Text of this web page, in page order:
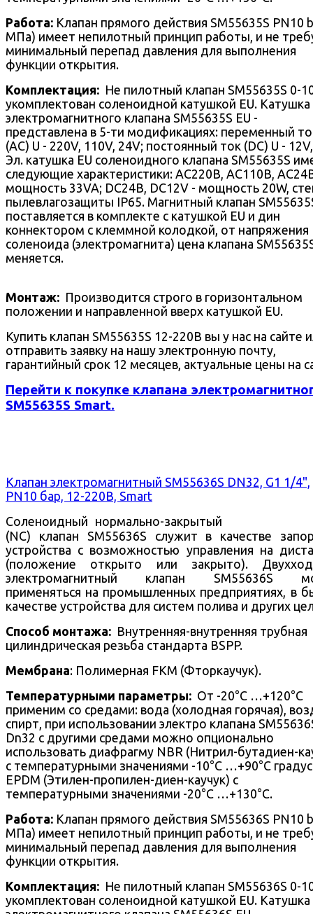
Работа: Клапан прямого действия SM55635S PN10
МПа) имеет непилотный принцип работы, и не
минимальный перепад давления для выполнения
функции открытия.
Комплектация: Не пилотный клапан SM55635S 0-
укомплектован соленоидной катушкой EU. Катушка
электромагнитного клапана SM55635S EU -
представлена в 5-ти модификациях: переменный
(AC) U - 220V, 110V, 24V; постоянный ток (DC) U -
Эл. катушка EU соленоидного клапана SM55635S
следующие характеристики: AC220В, AC110В,
мощность 33VA; DC24В, DC12V - мощность 20W,
пылевлагозащиты IP65. Магнитный клапан
поставляется в комплекте с катушкой EU и дин
коннектором с клеммной колодкой, от напряжения
соленоида (электромагнита) цена клапана
меняется.
Монтаж: Производится строго в горизонтальном
положении и направленной вверх катушкой EU.
Купить клапан SM55635S 12-220В вы у нас на сайте
отправить заявку на нашу электронную почту,
гарантийный срок 12 месяцев, актуальные цены на
Перейти к покупке клапана
SM55635S Smart.
Клапан электромагнитный SM55636S DN32, G1 1/4",
PN10 бар, 12-220В, Smart
Соленоидный нормально-закрытый
(NC) клапан SM55636S служит в качестве
устройства с возможностью управления на
(положение открыто или закрыто).
электромагнитный клапан SM55636S
применяться на промышленных предприятиях, в
качестве устройства для систем полива и других
Способ монтажа: Внутренняя-внутренняя трубная
цилиндрическая резьба стандарта BSPP.
Мембрана: Полимерная FKM (Фторкаучук).
Температурными параметры: От -20°С …+120°С
применим со средами: вода (холодная горячая),
спирт, при использовании электро клапана
Dn32 с другими средами можно опционально
использовать диафрагму NBR (Нитрил-бутадиен-
с температурными значениями -10°С …+90°С
EPDM (Этилен-пропилен-диен-каучук) c
температурными значениями -20°С …+130°С.
Работа: Клапан прямого действия SM55636S PN10
МПа) имеет непилотный принцип работы, и не
минимальный перепад давления для выполнения
функции открытия.
Комплектация: Не пилотный клапан SM55636S 0-
укомплектован соленоидной катушкой EU. Катушка